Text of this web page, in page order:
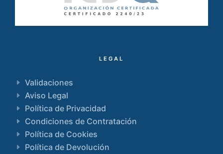
LEGAL
Validaciones
Aviso Legal
Política de Privacidad
Condiciones de Contratación
Política de Cookies
Política de Devolución